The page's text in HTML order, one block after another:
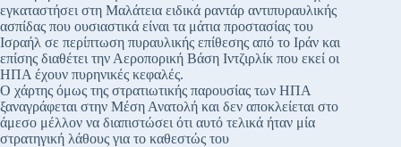
εγκαταστήσει στη Μαλάτεια ειδικά ραντάρ αντιπυραυλικής
ασπίδας που ουσιαστικά είναι τα μάτια προστασίας του
Ισραήλ σε περίπτωση πυραυλικής επίθεσης από το Ιράν και
επίσης διαθέτει την Αεροπορική Βάση Ιντζιρλίκ που εκεί οι
ΗΠΑ έχουν πυρηνικές κεφαλές.
Ο χάρτης όμως της στρατιωτικής παρουσίας των ΗΠΑ
ξαναγράφεται στην Μέση Ανατολή και δεν αποκλείεται στο
άμεσο μέλλον να διαπιστώσει ότι αυτό τελικά ήταν μία
στρατηγική λάθους για το καθεστώς του